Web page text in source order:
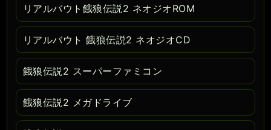
リアルバウト餓狼伝説2 ネオジオROM
リアルバウト 餓狼伝説2 ネオジオCD
餓狼伝説2 スーパーファミコン
餓狼伝説2 メガドライブ